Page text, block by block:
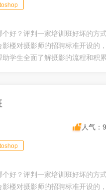
好？评判一家培训班好坏的方
楼对摄影师的招聘标准开设的
学生全面了解摄影的流程和积
人气：
好？评判一家培训班好坏的方
楼对摄影师的招聘标准开设的